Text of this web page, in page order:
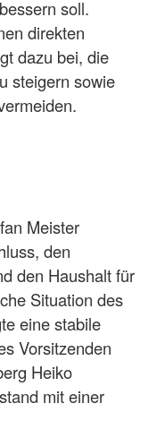
soll.
direkten
dazu bei, die
steigern sowie
Meister
den
den Haushalt für
Situation des
eine stabile
Vorsitzenden
Heiko
mit einer